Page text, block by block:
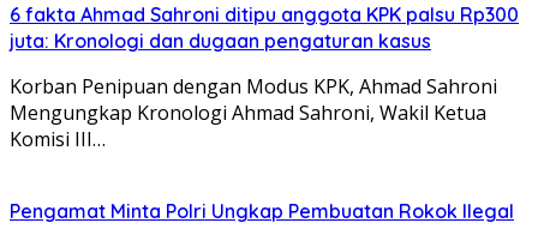
6 fakta Ahmad Sahroni ditipu anggota KPK palsu Rp300
juta: Kronologi dan dugaan pengaturan kasus
Korban Penipuan dengan Modus KPK, Ahmad Sahroni
Mengungkap Kronologi Ahmad Sahroni, Wakil Ketua
Komisi III…
Pengamat Minta Polri Ungkap Pembuatan Rokok Ilegal